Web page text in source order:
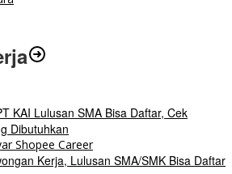
KAI Lulusan SMA Bisa Daftar, Cek
Dibutuhkan
Kerja, Lulusan SMA/SMK Bisa Daftar